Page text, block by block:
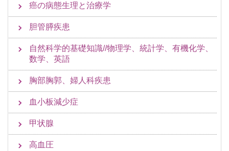
癌の病態生理と治療学
胆管膵疾患
自然科学的基礎知識//物理学、統計学、有機化学、
数学、英語
胸部胸郭、婦人科疾患
血小板減少症
甲状腺
高血圧